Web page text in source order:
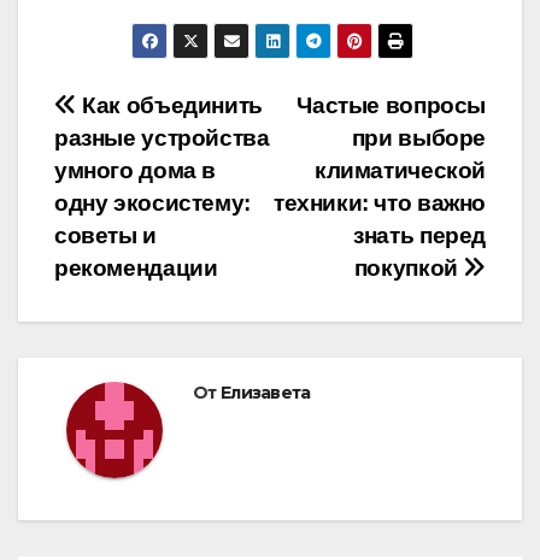
Навигация
по
записям
Частые вопросы
при выборе
климатической
техники: что важно
знать перед
покупкой
Как объединить
разные устройства
умного дома в
одну экосистему:
советы и
рекомендации
От Елизавета